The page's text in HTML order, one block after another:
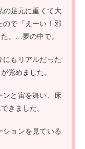
の足元に重くて大
ので「えーい！邪
。…夢の中で。
にもリアルだった
覚めました。
ンと宙を舞い、床
きました。
ョンを見ている